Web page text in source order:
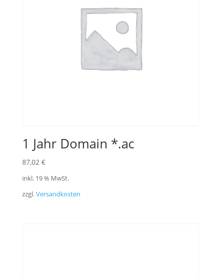
1 Jahr Domain *.ac
87,02 €
inkl. 19 % MwSt.
zzgl.Versandkosten